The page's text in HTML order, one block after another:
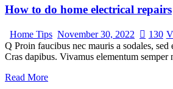
How to do home electrical repairs
Home Tips November 30, 2022 130
Q Proin faucibus nec mauris a sodales,
Cras dapibus. Vivamus elementum
Read More